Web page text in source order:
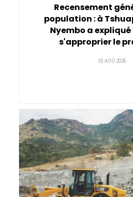
Recensement
population : à
Nyembo a
s'approprier le
01 AOÛ 2026